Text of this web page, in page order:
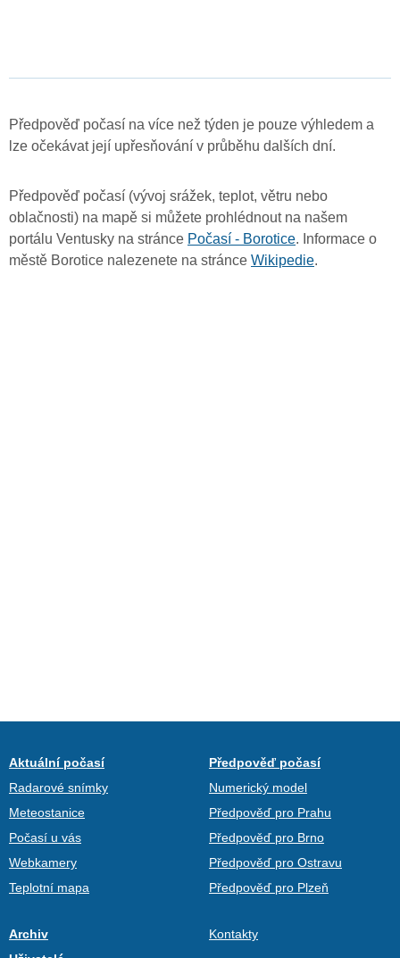
Předpověď počasí na více než týden je pouze výhledem a
lze očekávat její upřesňování v průběhu dalších dní.
Předpověď počasí (vývoj srážek, teplot, větru nebo
oblačnosti) na mapě si můžete prohlédnout na našem
portálu Ventusky na stránce Počasí - Borotice. Informace o
městě Borotice nalezenete na stránce Wikipedie.
Aktuální počasí
Radarové snímky
Meteostanice
Počasí u vás
Webkamery
Teplotní mapa
Předpověď počasí
Numerický model
Předpověď pro Prahu
Předpověď pro Brno
Předpověď pro Ostravu
Předpověď pro Plzeň
Archiv
Kontakty